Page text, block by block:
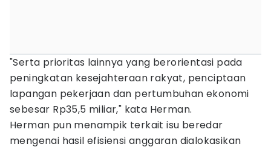
"Serta prioritas lainnya yang berorientasi pada
peningkatan kesejahteraan rakyat, penciptaan
lapangan pekerjaan dan pertumbuhan ekonomi
sebesar Rp35,5 miliar," kata Herman.
Herman pun menampik terkait isu beredar
mengenai hasil efisiensi anggaran dialokasikan